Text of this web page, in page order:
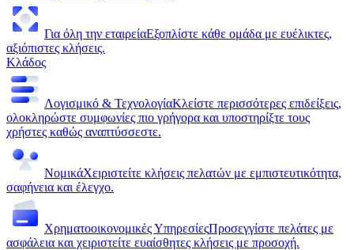
Για όλη την εταιρείαΕξοπλίστε κάθε ομάδα με ευέλικτες,
αξιόπιστες κλήσεις.
Κλάδος
Λογισμικό & ΤεχνολογίαΚλείστε περισσότερες επιδείξεις,
ολοκληρώστε συμφωνίες πιο γρήγορα και υποστηρίξτε τους
χρήστες καθώς αναπτύσσεστε.
ΝομικάΧειριστείτε κλήσεις πελατών με εμπιστευτικότητα,
σαφήνεια και έλεγχο.
Χρηματοοικονομικές ΥπηρεσίεςΠροσεγγίστε πελάτες με
ασφάλεια και χειριστείτε ευαίσθητες κλήσεις με προσοχή.